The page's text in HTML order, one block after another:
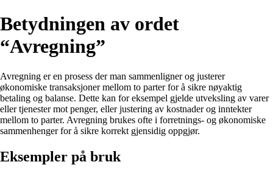
Betydningen av ordet
“Avregning”
Avregning er en prosess der man sammenligner og justerer
økonomiske transaksjoner mellom to parter for å sikre nøyaktig
betaling og balanse. Dette kan for eksempel gjelde utveksling av varer
eller tjenester mot penger, eller justering av kostnader og inntekter
mellom to parter. Avregning brukes ofte i forretnings- og økonomiske
sammenhenger for å sikre korrekt gjensidig oppgjør.
Eksempler på bruk